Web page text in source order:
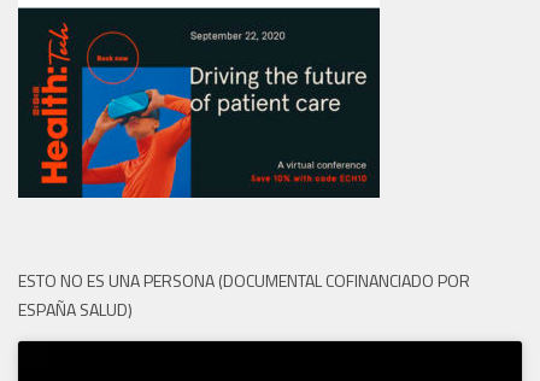
ESTO NO ES UNA PERSONA (DOCUMENTAL COFINANCIADO POR
ESPAÑA SALUD)